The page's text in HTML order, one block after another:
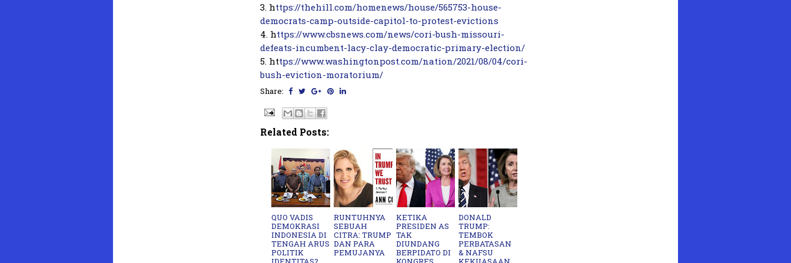
3. https://thehill.com/homenews/house/565753-house-
democrats-camp-outside-capitol-to-protest-evictions
4. https://www.cbsnews.com/news/cori-bush-missouri-
defeats-incumbent-lacy-clay-democratic-primary-election/
5. https://www.washingtonpost.com/nation/2021/08/04/cori-
bush-eviction-moratorium/
Share:
Related Posts:
QUO VADIS
DEMOKRASI
INDONESIA DI
TENGAH ARUS
POLITIK
RUNTUHNYA
SEBUAH
CITRA: TRUMP
DAN PARA
PEMUJANYA
KETIKA
PRESIDEN AS
TAK
DIUNDANG
BERPIDATO DI
DONALD
TRUMP:
TEMBOK
PERBATASAN
& NAFSU